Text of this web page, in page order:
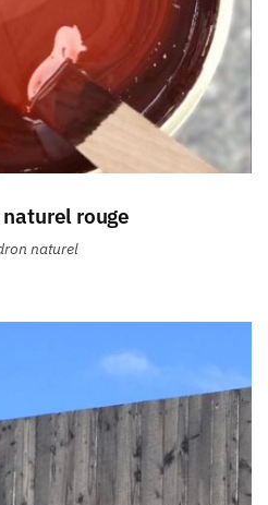
rouge
naturel